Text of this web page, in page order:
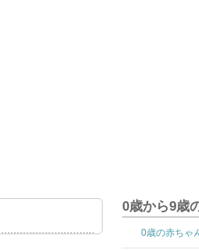
0歳から9歳
0歳の赤ちゃ